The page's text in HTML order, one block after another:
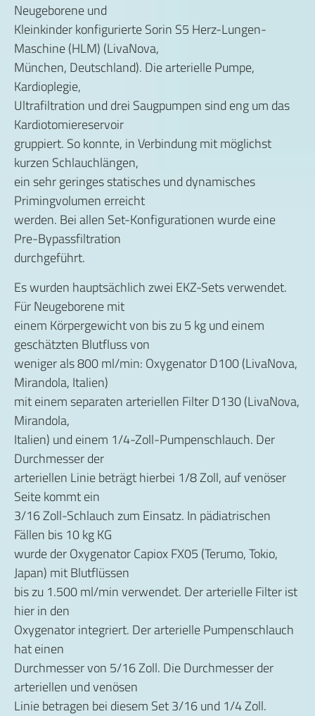
Neugeborene und
Kleinkinder konfigurierte Sorin S5 Herz-Lungen-
Maschine (HLM) (LivaNova,
München, Deutschland). Die arterielle Pumpe,
Kardioplegie,
Ultrafiltration und drei Saugpumpen sind eng um das
Kardiotomiereservoir
gruppiert. So konnte, in Verbindung mit möglichst
kurzen Schlauchlängen,
ein sehr geringes statisches und dynamisches
Primingvolumen erreicht
werden. Bei allen Set-Konfigurationen wurde eine
Pre-Bypassfiltration
durchgeführt.
Es wurden hauptsächlich zwei EKZ-Sets verwendet.
Für Neugeborene mit
einem Körpergewicht von bis zu 5 kg und einem
geschätzten Blutfluss von
weniger als 800 ml/min: Oxygenator D100 (LivaNova,
Mirandola, Italien)
mit einem separaten arteriellen Filter D130 (LivaNova,
Mirandola,
Italien) und einem 1/4-Zoll-Pumpenschlauch. Der
Durchmesser der
arteriellen Linie beträgt hierbei 1/8 Zoll, auf venöser
Seite kommt ein
3/16 Zoll-Schlauch zum Einsatz. In pädiatrischen
Fällen bis 10 kg KG
wurde der Oxygenator Capiox FX05 (Terumo, Tokio,
Japan) mit Blutflüssen
bis zu 1.500 ml/min verwendet. Der arterielle Filter ist
hier in den
Oxygenator integriert. Der arterielle Pumpenschlauch
hat einen
Durchmesser von 5/16 Zoll. Die Durchmesser der
arteriellen und venösen
Linie betragen bei diesem Set 3/16 und 1/4 Zoll.